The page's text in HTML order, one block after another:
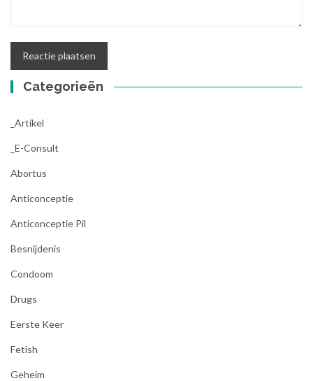
Categorieën
_Artikel
_E-Consult
Abortus
Anticonceptie
Anticonceptie Pil
Besnijdenis
Condoom
Drugs
Eerste Keer
Fetish
Geheim